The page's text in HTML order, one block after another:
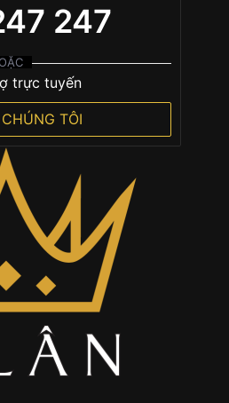
247
trực tuyến
TÔI